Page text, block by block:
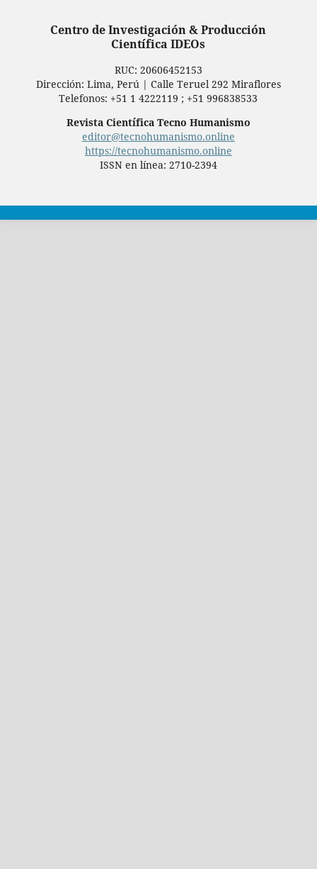
Centro de Investigación & Producción
Científica IDEOs
RUC: ‬20606452153‪
Dirección: Lima, Perú | Calle Teruel 292 Miraflores
Telefonos: +51 1 4222119 ; +51 996838533
Revista Científica Tecno Humanismo
editor@tecnohumanismo.online
https://tecnohumanismo.online
ISSN en línea: 2710-2394